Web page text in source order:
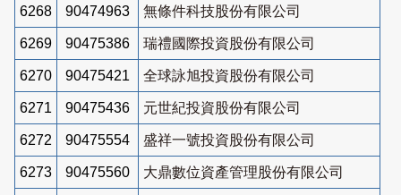
6268 90474963 無條件科技股份有限公司
6269 90475386 瑞禮國際投資股份有限公司
6270 90475421 全球詠旭投資股份有限公司
6271 90475436 元世紀投資股份有限公司
6272 90475554 盛祥一號投資股份有限公司
6273 90475560 大鼎數位資產管理股份有限公司